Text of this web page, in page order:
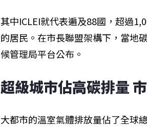
其中ICLEI就代表遍及88國，超過
的居民。在市長聯盟架構下，當地
候管理局平台公布。
超級城市佔高碳排量
大都市的溫室氣體排放量佔了全球